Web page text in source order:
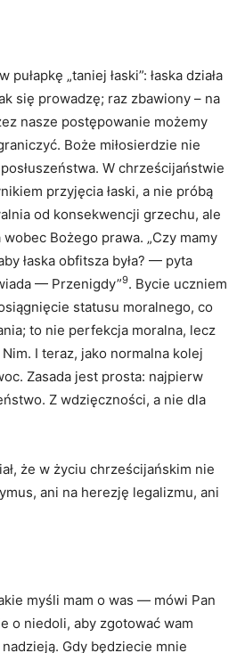
„taniej łaski”: łaska działa
się prowadzę; raz zbawiony – na
nasze postępowanie możemy
Boże miłosierdzie nie
W chrześcijaństwie
przyjęcia łaski, a nie próbą
od konsekwencji grzechu, ale
Bożego prawa. „Czy mamy
łaska obfitsza była? — pyta
— Przenigdy”9. Bycie uczniem
statusu moralnego, co
to nie perfekcja moralna, lecz
I teraz, jako normalna kolej
Zasada jest prosta: najpierw
Z wdzięczności, a nie dla
że w życiu chrześcijańskim nie
ani na herezję legalizmu, ani
myśli mam o was — mówi Pan
o niedoli, aby zgotować wam
Gdy będziecie mnie